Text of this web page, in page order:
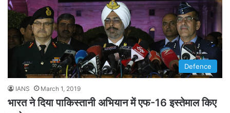
Defence
IANS March 1, 2019
भारत ने दिया पाकिस्तानी अभियान में एफ-16 इस्तेमाल किए